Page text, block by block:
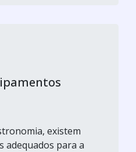
existem
adequados para a